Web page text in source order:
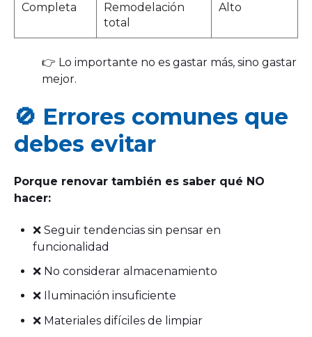
Completa
Remodelación
total
Alto
👉 Lo importante no es gastar más, sino gastar
mejor.
🚫 Errores comunes que
debes evitar
Porque renovar también es saber qué NO
hacer:
❌ Seguir tendencias sin pensar en
funcionalidad
❌ No considerar almacenamiento
❌ Iluminación insuficiente
❌ Materiales difíciles de limpiar